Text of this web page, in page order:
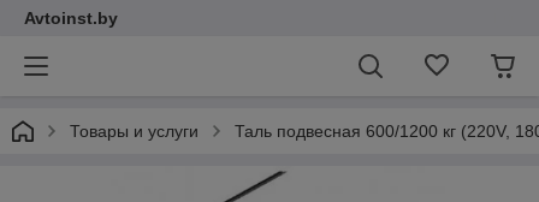
Avtoinst.by
Товары и услуги Таль подвесная 600/1200 кг (220V,